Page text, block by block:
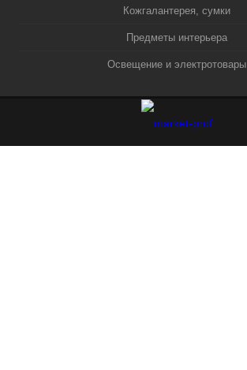
Кожгалантерея, сумки
Предметы интерьера
Освещение и электротовары